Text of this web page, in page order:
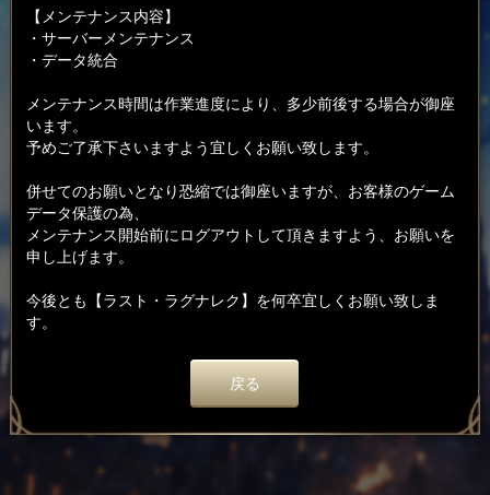
【メンテナンス内容】
・サーバーメンテナンス
・データ統合
メンテナンス時間は作業進度により、多少前後する場合が御座
います。
予めご了承下さいますよう宜しくお願い致します。
併せてのお願いとなり恐縮では御座いますが、お客様のゲーム
データ保護の為、
メンテナンス開始前にログアウトして頂きますよう、お願いを
申し上げます。
今後とも【ラスト・ラグナレク】を何卒宜しくお願い致しま
す。
戻る